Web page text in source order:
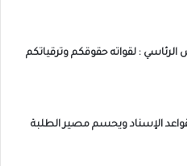
: لقواته حقوقكم وترقياتكم
الإسناد ويحسم مصير الطلبة